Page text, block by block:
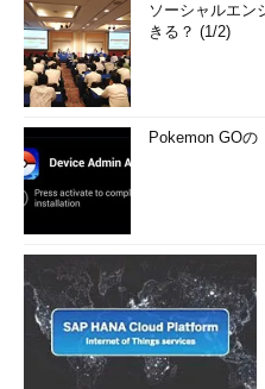
ソーシャルエン
きる？ (1/2)
Pokemon GOの